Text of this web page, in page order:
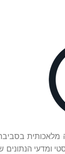
ומדעי הנתונים